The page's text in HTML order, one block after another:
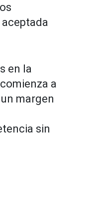
en la
a
margen
sin